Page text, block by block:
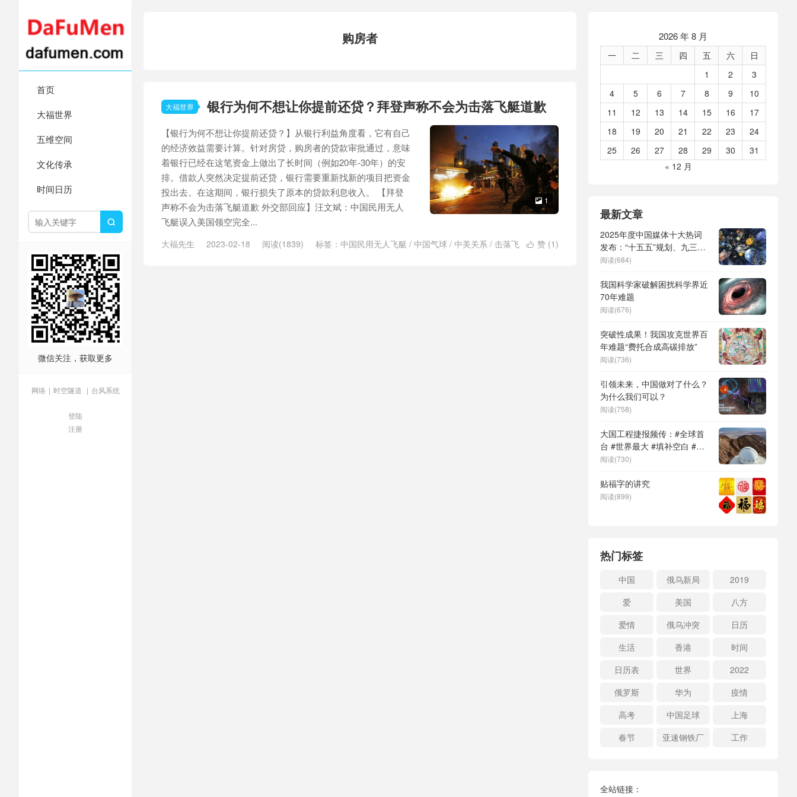
首页
大福世界
五维空间
文化传承
时间日历

微信关注，获取更多
网络 | 时空隧道 | 台风系统
登陆
注册
购房者
大福世界 银行为何不想让你提前还贷？拜登声称不会为击落飞艇道歉
 1
【银行为何不想让你提前还贷？】从银行利益角度看，它有自己
的经济效益需要计算。针对房贷，购房者的贷款审批通过，意味
着银行已经在这笔资金上做出了长时间（例如20年-30年）的安
排。借款人突然决定提前还贷，银行需要重新找新的项目把资金
投出去。在这期间，银行损失了原本的贷款利息收入。 【拜登
声称不会为击落飞艇道歉 外交部回应】汪文斌：中国民用无人
飞艇误入美国领空完全...
 赞 (1)
大福先生 2023-02-18 阅读(1839) 标签： 中国民用无人飞艇 / 中国气球 / 中美关系 / 击落飞
2026 年 8 月
一 二 三 四 五 六
日
1
2
3
4
5 6 7 8 9
10
11
12 13 14 15 16
17
18
19 20 21 22 23
24
25
26 27 28 29 30
31
« 12 月
最新文章
2025年度中国媒体十大热词
发布：“十五五”规划、九三阅
兵、全球治理倡议、
形机器人、苏超、票根经济、
育儿补贴、科学素养、网络生
态治理
阅读(684)
我国科学家破解困扰科学界近
70年难题
阅读(676)
突破性成果！我国攻克世界百
年难题“费托合成高碳排放”
阅读(736)
引领未来，中国做对了什么？
为什么我们可以？
阅读(758)
大国工程捷报频传：#全球首
台 #世界最大 #填补空白 #突
破关键节点
阅读(730)
贴福字的讲究
阅读(899)
热门标签
中国 俄乌新局
2019
爱
美国
八方
爱情
俄乌冲突
日历
生活
香港
时间
日历表
世界
2022
俄罗斯
华为
疫情
高考
中国足球
上海
春节
亚速钢铁厂 工作
全站链接：